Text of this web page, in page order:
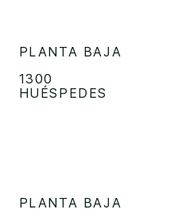
PLANTA BAJA
1300
HUÉSPEDES
PLANTA BAJA